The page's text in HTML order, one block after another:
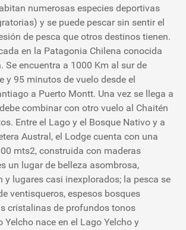
numerosas especies deportivas
y se puede pescar sin sentir el
de pesca que otros destinos tienen.
en la Patagonia Chilena conocida
Se encuentra a 1000 Km al sur de
y 95 minutos de vuelo desde el
a Puerto Montt. Una vez se llega a
combinar con otro vuelo al Chaitén
Entre el Lago y el Bosque Nativo y a
Austral, el Lodge cuenta con una
mts2, construida con maderas
un lugar de belleza asombrosa,
y lugares casi inexplorados; la pesca se
ventisqueros, espesos bosques
cristalinas de profundos tonos
Yelcho nace en el Lago Yelcho y